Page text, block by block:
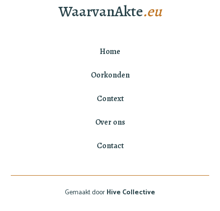
WaarvanAkte.eu
Home
Oorkonden
Context
Over ons
Contact
Gemaakt doorHive Collective